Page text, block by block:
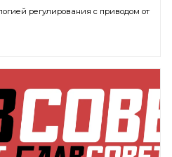
регулирования с приводом от